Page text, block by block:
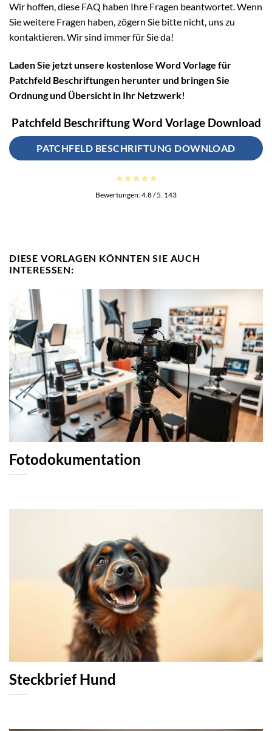
Wir hoffen, diese FAQ haben Ihre Fragen beantwortet. Wenn
Sie weitere Fragen haben, zögern Sie bitte nicht, uns zu
kontaktieren. Wir sind immer für Sie da!
Laden Sie jetzt unsere kostenlose Word Vorlage für
Patchfeld Beschriftungen herunter und bringen Sie
Ordnung und Übersicht in Ihr Netzwerk!
Patchfeld Beschriftung Word Vorlage Download
PATCHFELD BESCHRIFTUNG DOWNLOAD
Bewertungen:4.8/ 5. 143
DIESE VORLAGEN KÖNNTEN SIE AUCH
INTERESSEN:
Fotodokumentation
Steckbrief Hund